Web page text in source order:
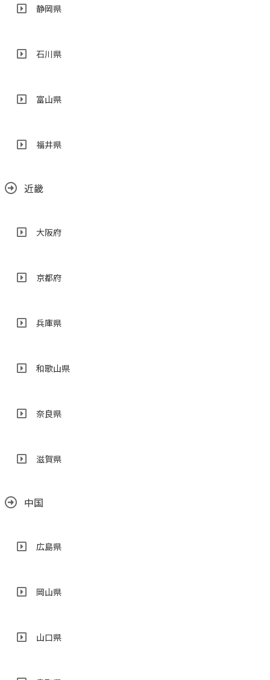
静岡県
石川県
富山県
福井県
近畿
大阪府
京都府
兵庫県
和歌山県
奈良県
滋賀県
中国
広島県
岡山県
山口県